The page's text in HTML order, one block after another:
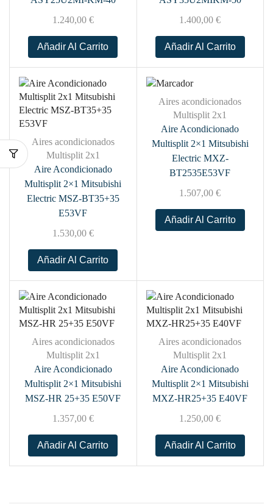
1.240,00 €
Añadir Al Carrito
1.400,00€
Añadir Al Carrito
Aires acondicionados
Multisplit 2x1
Aire Acondicionado
Multisplit 2×1 Mitsubishi
Electric MSZ-BT35+35
E53VF
1.530,00 €
Añadir Al Carrito
Aires acondicionados
Multisplit 2x1
Aire Acondicionado
Multisplit 2×1 Mitsubishi
Electric MXZ-
BT2535E53VF
1.507,00€
Añadir Al Carrito
Aires acondicionados
Multisplit 2x1
Aire Acondicionado
Multisplit 2×1 Mitsubishi
MSZ-HR 25+35 E50VF
1.357,00 €
Añadir Al Carrito
Aires acondicionados
Multisplit 2x1
Aire Acondicionado
Multisplit 2×1 Mitsubishi
MXZ-HR25+35 E40VF
1.250,00€
Añadir Al Carrito